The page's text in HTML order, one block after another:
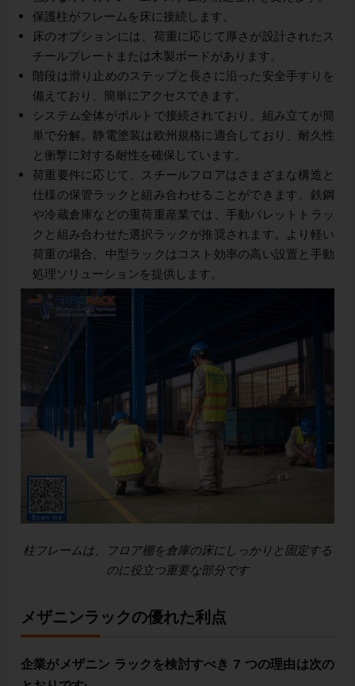
保護柱がフレームを床に接続します。
床のオプションには、荷重に応じて厚さが設計されたス
チールプレートまたは木製ボードがあります。
階段は滑り止めのステップと長さに沿った安全手すりを
備えており、簡単にアクセスできます。
システム全体がボルトで接続されており、組み立てが簡
単で分解。静電塗装は欧州規格に適合しており、耐久性
と衝撃に対する耐性を確保しています。
荷重要件に応じて、スチールフロアはさまざまな構造と
仕様の保管ラックと組み合わせることができます。鉄鋼
や冷蔵倉庫などの重荷重産業では、手動パレットトラッ
クと組み合わせた選択ラックが推奨されます。より軽い
荷重の場合、中型ラックはコスト効率の高い設置と手動
処理ソリューションを提供します。
柱フレームは、フロア棚を倉庫の床にしっかりと固定する
のに役立つ重要な部分です
メザニンラックの優れた利点
企業がメザニン ラックを検討すべき 7 つの理由は次の